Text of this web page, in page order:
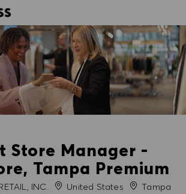
Store Manager -
Tampa Premium
INC. United States StadtTampa